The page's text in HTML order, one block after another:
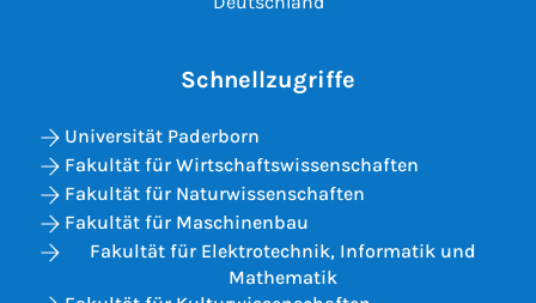
Schnellzugriffe
Universität Paderborn
Fakultät für Wirtschaftswissenschaften
Fakultät für Naturwissenschaften
Fakultät für Maschinenbau
Fakultät für Elektrotechnik, Informatik und
Mathematik